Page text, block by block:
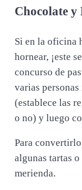
Chocolate y
Si en la oficina
hornear, ¡este
concurso de
varias
(establece las
o no) y luego
Para
algunas tartas
merienda.